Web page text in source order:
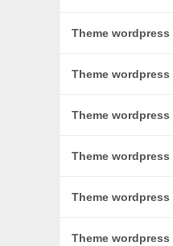
Theme
Theme
Theme
Theme wordpress
Theme
Theme wordpress